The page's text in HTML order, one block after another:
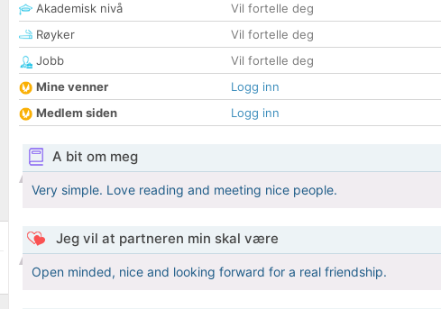
Akademisk nivå
Vil fortelle deg
Røyker
Vil fortelle deg
Jobb
Vil fortelle deg
Mine venner
Logg inn
Medlem siden
Logg inn
A bit om meg
Very simple. Love reading and meeting nice people.
Jeg vil at partneren min skal være
Open minded, nice and looking forward for a real friendship.